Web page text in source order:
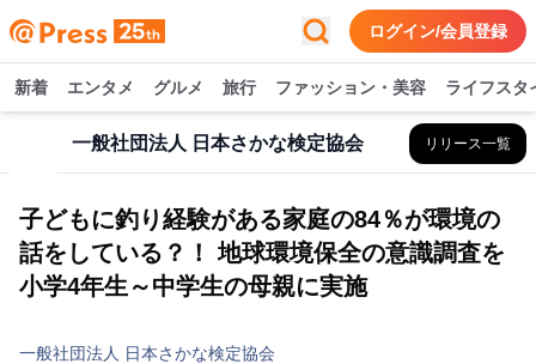
ログイン/会員登録
新着 エンタメ グルメ 旅行 ファッション・美容 ライフスタ
一般社団法人 日本さかな検定協会 リリース一覧
子どもに釣り経験がある家庭の84％が環境の
話をしている？！ 地球環境保全の意識調査を
小学4年生～中学生の母親に実施
一般社団法人 日本さかな検定協会